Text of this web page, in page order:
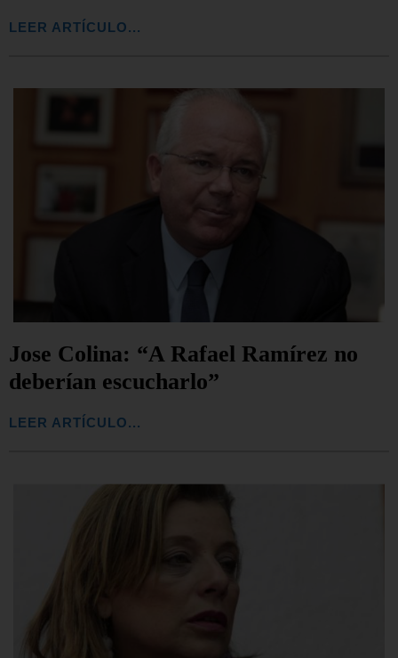
LEER ARTÍCULO...
Jose Colina: “A Rafael Ramírez no
deberían escucharlo”
LEER ARTÍCULO...